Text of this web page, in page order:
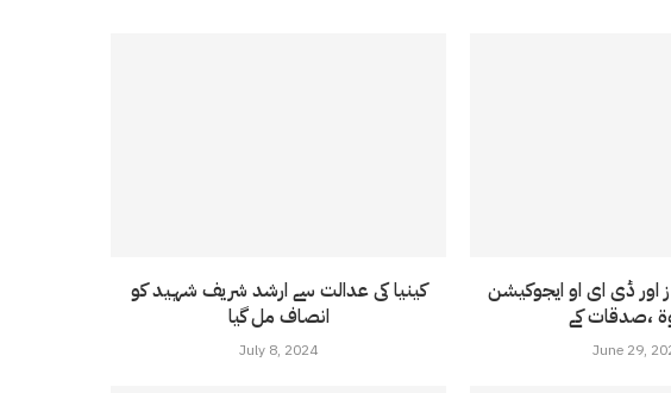
کینیا کی عدالت سے ارشد شریف شہید کو
انصاف مل گیا
July 8, 2024
اور ڈی ای او ایجوکیشن
June 29,